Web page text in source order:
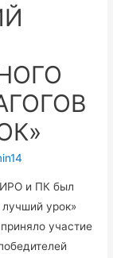
ИРО и ПК был
урок»
участие